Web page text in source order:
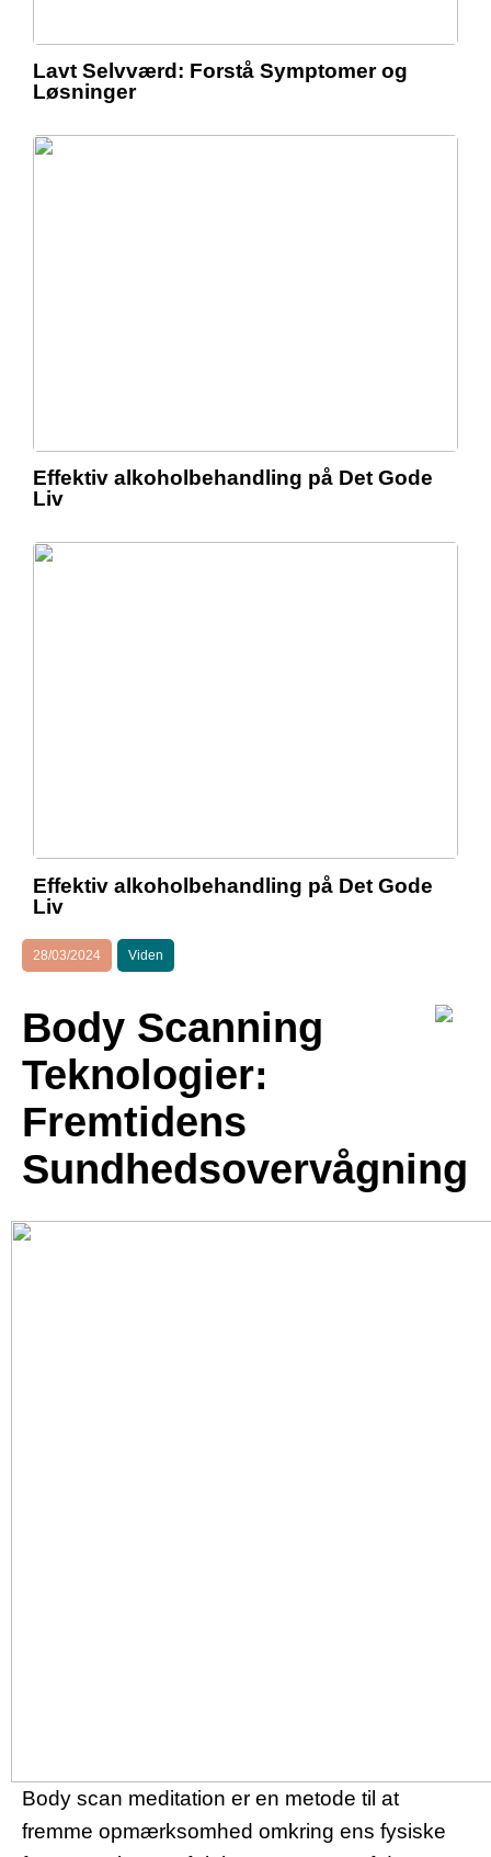
Lavt Selvværd: Forstå Symptomer og
Løsninger
Effektiv alkoholbehandling på Det Gode
Liv
Effektiv alkoholbehandling på Det Gode
Liv
28/03/2024 Viden
Body Scanning
Teknologier:
Fremtidens
Sundhedsovervågning
Body scan meditation er en metode til at
fremme opmærksomhed omkring ens fysiske